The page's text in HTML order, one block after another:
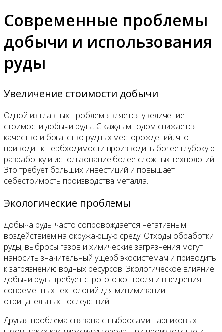
Современные проблемы
добычи и использования
руды
Увеличение стоимости добычи
Одной из главных проблем является увеличение
стоимости добычи руды. С каждым годом снижается
качество и богатство рудных месторождений, что
приводит к необходимости производить более глубокую
разработку и использование более сложных технологий.
Это требует больших инвестиций и повышает
себестоимость производства металла.
Экологические проблемы
Добыча руды часто сопровождается негативным
воздействием на окружающую среду. Отходы обработки
руды, выбросы газов и химические загрязнения могут
наносить значительный ущерб экосистемам и приводить
к загрязнению водных ресурсов. Экологическое влияние
добычи руды требует строгого контроля и внедрения
современных технологий для минимизации
отрицательных последствий.
Другая проблема связана с выбросами парниковых